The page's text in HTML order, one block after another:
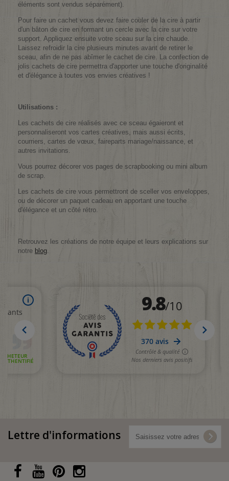
éléments sont vendus séparément).
Pour faire un cachet vous devez faire couler de la cire à partir
d'un bâton de cire en formant un cercle avec la cire sur votre
support. Appliquez ensuite votre sceau sur la cire chaude.
Laissez refroidir la cire plusieurs minutes avant de retirer le
sceau, afin de ne pas abîmer le cachet de cire. La confection de
jolis cachets de cire permettra d'apporter une touche d'originalité
et d'élégance à toutes vos envies créatives !
Utilisations :
Les cachets de cire réalisés avec ce sceau égaieront et
personnaliseront vos cartes créatives, mais aussi écrits,
courriers, cartes de vœux, faireparts mariage/naissance, et
autres invitations.
Vous pourrez décorer vos pages de scrapbooking ou mini album
de scrap.
Les cachets de cire vous permettront de sceller vos enveloppes,
ou de décorer un paquet cadeau en apportant une touche
d'élégance et un côté rétro.
Retrouvez les créations de notre équipe et leurs explications sur
notre blog.
Lettre d'informations